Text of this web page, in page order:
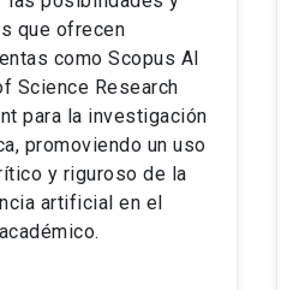
que ofrecen
como Scopus AI
Science Research
para la investigación
promoviendo un uso
y riguroso de la
artificial en el